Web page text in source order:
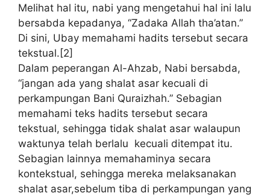
Melihat hal itu, nabi yang mengetahui hal ini lalu
bersabda kepadanya, “Zadaka Allah tha’atan.”
Di sini, Ubay memahami hadits tersebut secara
tekstual.[2]
Dalam peperangan Al-Ahzab, Nabi bersabda,
“jangan ada yang shalat asar kecuali di
perkampungan Bani Quraizhah.” Sebagian
memahami teks hadits tersebut secara
tekstual, sehingga tidak shalat asar walaupun
waktunya telah berlalu kecuali ditempat itu.
Sebagian lainnya memahaminya secara
kontekstual, sehingga mereka melaksanakan
shalat asar,sebelum tiba di perkampungan yang